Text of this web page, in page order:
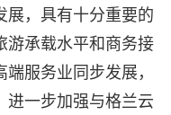
展，具有十分重要的
游承载水平和商务接
服务业同步发展，
进一步加强与格兰云